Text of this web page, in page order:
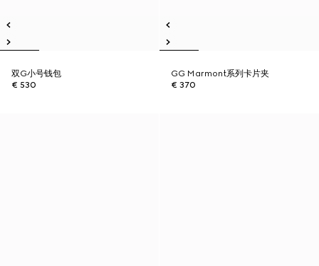
双G小号钱包
€ 530
GG Marmont系列卡片夹
€ 370